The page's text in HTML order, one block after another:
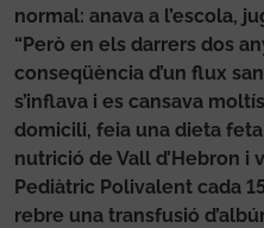
normal: anava a l’escola,
“Però en els darrers dos
conseqüència d’un flux
s’inflava i es cansava
domicili, feia una dieta feta
nutrició de Vall d’Hebron i
Pediàtric Polivalent cada
rebre una transfusió